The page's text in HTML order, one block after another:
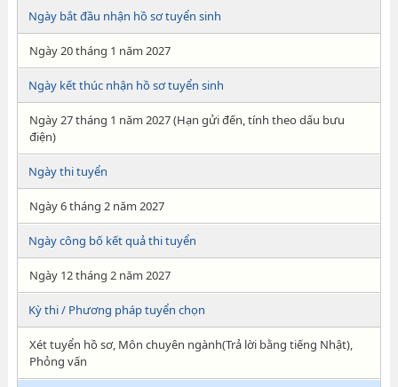
Ngày bắt đầu nhận hồ sơ tuyển sinh
Ngày 20 tháng 1 năm 2027
Ngày kết thúc nhận hồ sơ tuyển sinh
Ngày 27 tháng 1 năm 2027 (Hạn gửi đến, tính theo dấu bưu
điện)
Ngày thi tuyển
Ngày 6 tháng 2 năm 2027
Ngày công bố kết quả thi tuyển
Ngày 12 tháng 2 năm 2027
Kỳ thi / Phương pháp tuyển chọn
Xét tuyển hồ sơ, Môn chuyên ngành(Trả lời bằng tiếng Nhật),
Phỏng vấn